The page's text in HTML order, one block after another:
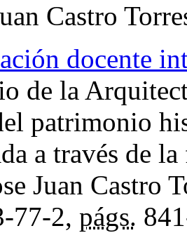
Castro
docente
de la
patrimonio
a través de
Juan Castro
77-2, págs.